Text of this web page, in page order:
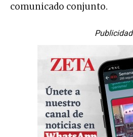
comunicado conjunto.
Publicidad